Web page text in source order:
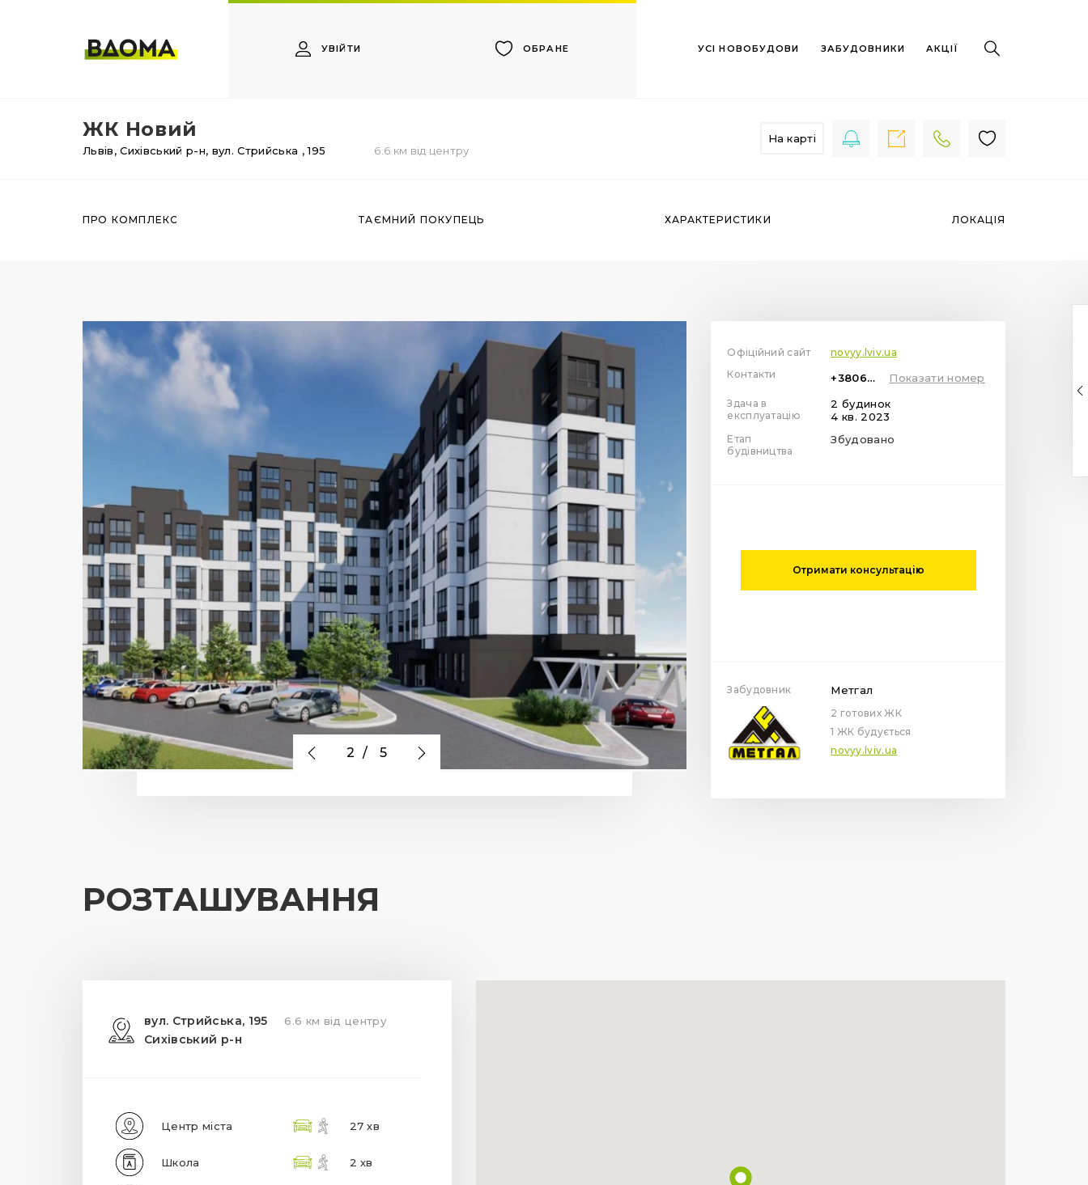
УВІЙТИ ОБРАНЕ УСІ НОВОБУДОВИ ЗАБУДОВНИКИ АКЦІЇ
ЖК Новий
Львів,Сихівський р-н, вул. Стрийська , 195 6.6 км від центру
На карті
ПРО КОМПЛЕКС ТАЄМНИЙ ПОКУПЕЦЬ ХАРАКТЕРИСТИКИ ЛОКАЦІЯ
2 / 5
Офіційний сайт
novyy.lviv.ua
Контакти
+380671379624 Показати номер
Здача в
експлуатацію
2 будинок
4 кв. 2023
Етап
будівництва
Збудовано
Отримати консультацію
Забудовник Метгал
2 готових ЖК
1 ЖК будується
novyy.lviv.ua
РОЗТАШУВАННЯ
вул. Стрийська, 195
Сихівський р-н
6.6 км від центру
Центр міста 27 хв
Школа 2 хв